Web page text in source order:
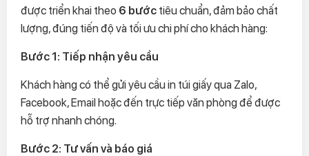
được triển khai theo 6 bước tiêu chuẩn, đảm bảo chất
lượng, đúng tiến độ và tối ưu chi phí cho khách hàng:
Bước 1: Tiếp nhận yêu cầu
Khách hàng có thể gửi yêu cầu in túi giấy qua Zalo,
Facebook, Email hoặc đến trực tiếp văn phòng để được
hỗ trợ nhanh chóng.
Bước 2: Tư vấn và báo giá